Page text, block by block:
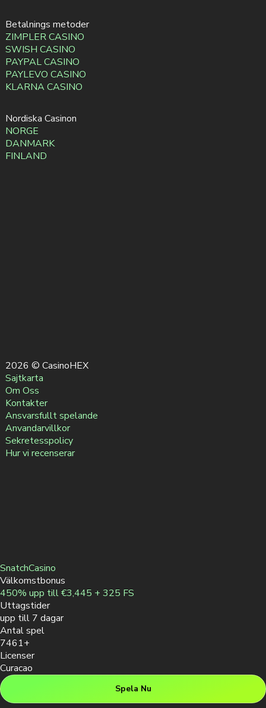
SnatchCasino
Välkomstbonus
450% upp till €3,445 + 325 FS
Uttagstider
upp till 7 dagar
Antal spel
7461+
Licenser
Curacao
Spela Nu
Betalnings metoder
ZIMPLER CASINO
SWISH CASINO
PAYPAL CASINO
PAYLEVO CASINO
KLARNA CASINO
Nordiska Casinon
NORGE
DANMARK
FINLAND
2026 © CasinoHEX
Sajtkarta
Om Oss
Kontakter
Ansvarsfullt spelande
Anvandarvillkor
Sekretesspolicy
Hur vi recenserar